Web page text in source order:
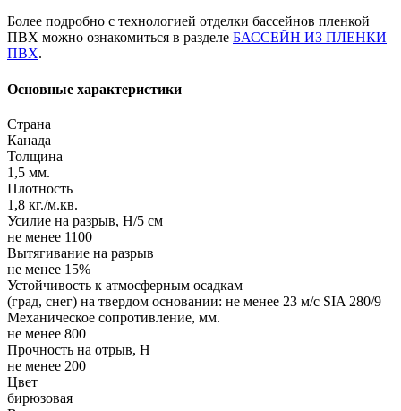
Более подробно с технологией отделки бассейнов пленкой
ПВХ можно ознакомиться в разделе БАССЕЙН ИЗ ПЛЕНКИ
ПВХ.
Основные характеристики
Страна
Канада
Толщина
1,5 мм.
Плотность
1,8 кг./м.кв.
Усилие на разрыв, Н/5 см
не менее 1100
Вытягивание на разрыв
не менее 15%
Устойчивость к атмосферным осадкам
(град, снег) на твердом основании: не менее 23 м/с SIA 280/9
Механическое сопротивление, мм.
не менее 800
Прочность на отрыв, Н
не менее 200
Цвет
бирюзовая